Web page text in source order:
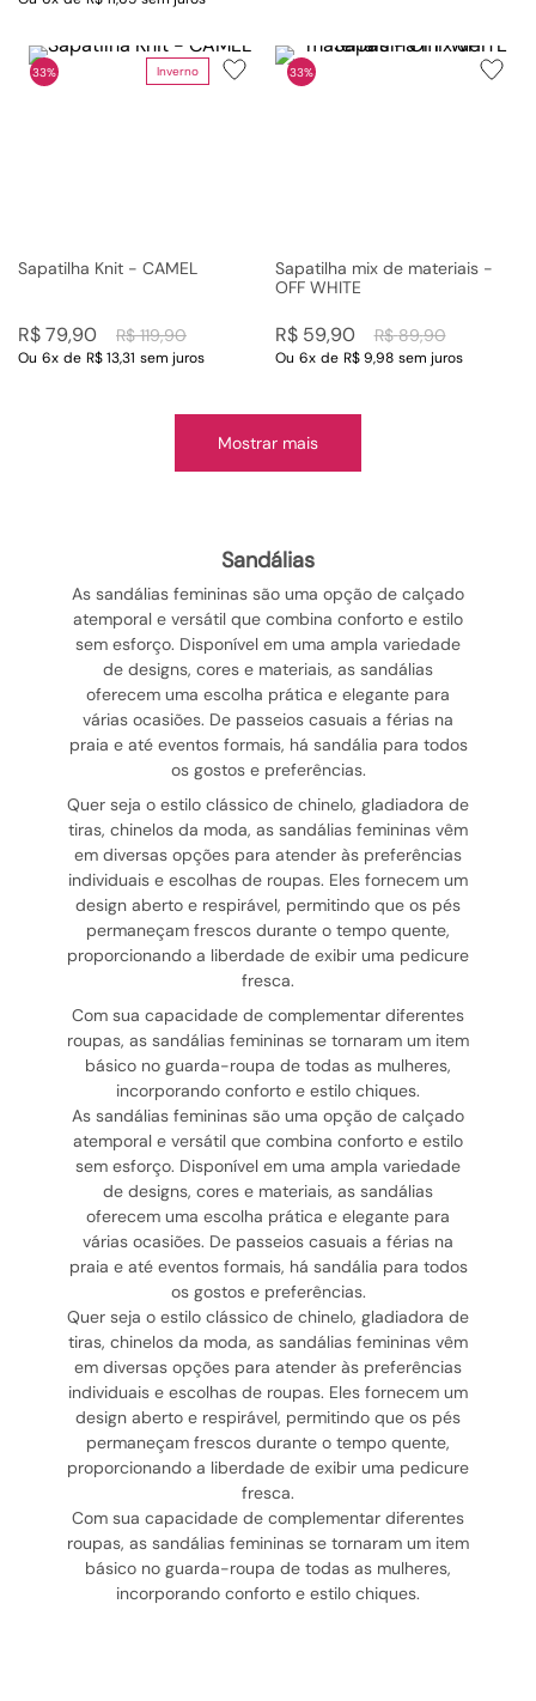
Inverno
33%
Sapatilha Knit - CAMEL
R$ 119,90
R$79,90
Ou 6x de R$ 13,31 sem juros
33%
Sapatilha mix de materiais -
OFF WHITE
R$ 89,90
R$ 59,90
Ou 6x de R$ 9,98 sem juros
Mostrar mais
sandálias
As sandálias femininas são uma opção de calçado
atemporal e versátil que combina conforto e estilo
sem esforço. Disponível em uma ampla variedade
de designs, cores e materiais, as sandálias
oferecem uma escolha prática e elegante para
várias ocasiões. De passeios casuais a férias na
praia e até eventos formais, há sandália para todos
os gostos e preferências.
Quer seja o estilo clássico de chinelo, gladiadora de
tiras, chinelos da moda, as sandálias femininas vêm
em diversas opções para atender às preferências
individuais e escolhas de roupas. Eles fornecem um
design aberto e respirável, permitindo que os pés
permaneçam frescos durante o tempo quente,
proporcionando a liberdade de exibir uma pedicure
fresca.
Com sua capacidade de complementar diferentes
roupas, as sandálias femininas se tornaram um item
básico no guarda-roupa de todas as mulheres,
incorporando conforto e estilo chiques.
As sandálias femininas são uma opção de calçado
atemporal e versátil que combina conforto e estilo
sem esforço. Disponível em uma ampla variedade
de designs, cores e materiais, as sandálias
oferecem uma escolha prática e elegante para
várias ocasiões. De passeios casuais a férias na
praia e até eventos formais, há sandália para todos
os gostos e preferências.
Quer seja o estilo clássico de chinelo, gladiadora de
tiras, chinelos da moda, as sandálias femininas vêm
em diversas opções para atender às preferências
individuais e escolhas de roupas. Eles fornecem um
design aberto e respirável, permitindo que os pés
permaneçam frescos durante o tempo quente,
proporcionando a liberdade de exibir uma pedicure
fresca.
Com sua capacidade de complementar diferentes
roupas, as sandálias femininas se tornaram um item
básico no guarda-roupa de todas as mulheres,
incorporando conforto e estilo chiques.